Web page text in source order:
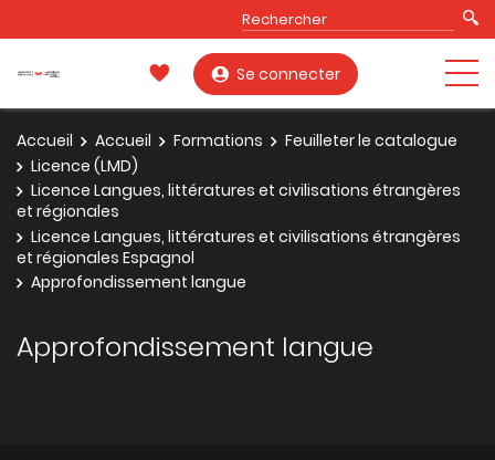
Se connecter
Accueil Accueil Formations
Feuilleter le catalogue
Licence (LMD)
Licence Langues, littératures et civilisations étrangères
et régionales
Licence Langues, littératures et civilisations étrangères
et régionales Espagnol
Approfondissement langue
Approfondissement langue